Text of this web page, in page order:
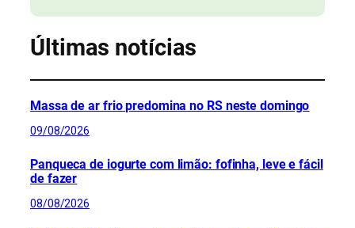
Últimas notícias
Massa de ar frio predomina no RS neste domingo
09/08/2026
Panqueca de iogurte com limão: fofinha, leve e fácil
de fazer
08/08/2026